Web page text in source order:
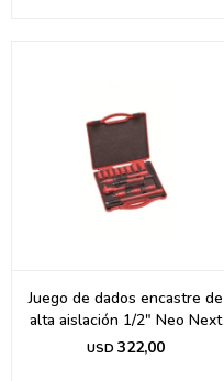
Juego de dados encastre de
alta aislación 1/2" Neo Next
USD 322,00